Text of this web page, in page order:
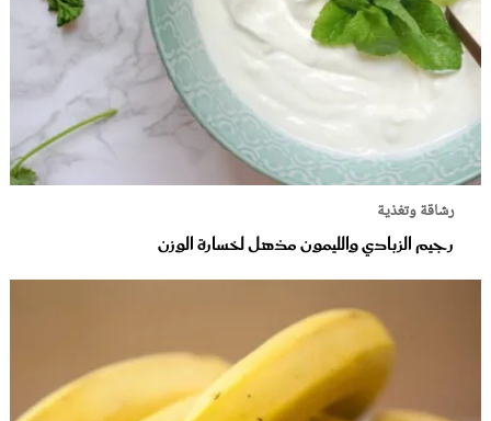
رشاقة وتغذية
رجيم الزبادي والليمون مذهل لخسارة الوزن